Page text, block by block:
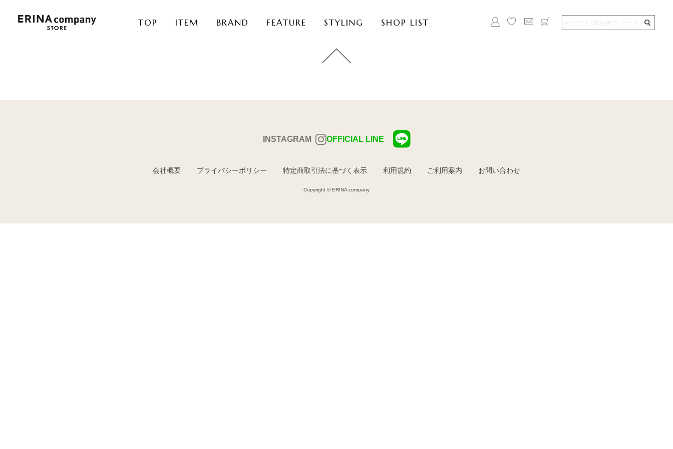
TOP ITEM BRAND FEATURE STYLING SHOP LIST
INSTAGRAM OFFICIAL LINE
会社概要 プライバシーポリシー 特定商取引法に基づく表示 利用規約 ご利用案内 お問い合わせ
Copyright © ERINA company